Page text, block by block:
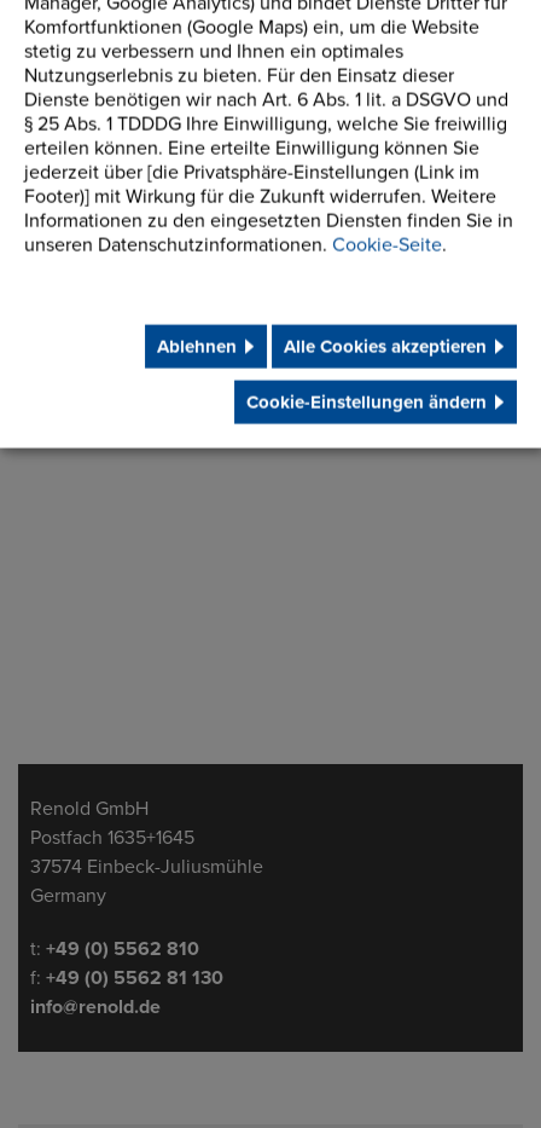
Komfortfunktionen (Google Maps) ein, um die Website
stetig zu verbessern und Ihnen ein optimales
Nutzungserlebnis zu bieten. Für den Einsatz dieser
Dienste benötigen wir nach Art. 6 Abs. 1 lit. a DSGVO und
§ 25 Abs. 1 TDDDG Ihre Einwilligung, welche Sie freiwillig
erteilen können. Eine erteilte Einwilligung können Sie
jederzeit über [die Privatsphäre-Einstellungen (Link im
Footer)] mit Wirkung für die Zukunft widerrufen. Weitere
Informationen zu den eingesetzten Diensten finden Sie in
unseren Datenschutzinformationen. Cookie-Seite.
Ablehnen Alle Cookies akzeptieren
Cookie-Einstellungen ändern
Ich stimme der Verarbeitung meiner Daten zum
Zwecke der Bearbeitung meiner Anfrage zu. Sie werden
nicht für andere Zwecke verwendet.
Kataloge herunterladen
Informationen anfordern
Adresse
Renold GmbH
Postfach 1635+1645
37574 Einbeck-Juliusmühle
Germany
Telefon/Fax
t: +49 (0) 5562 810
f: +49 (0) 5562 81 130
info@renold.de